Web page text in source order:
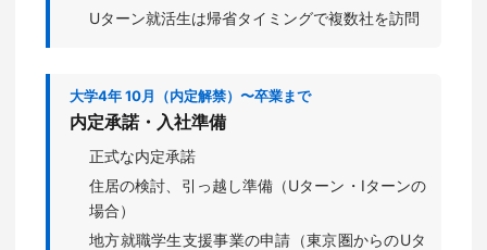
Uターン就活生は帰省タイミングで複数社を訪問
大学4年 10月（内定解禁）〜卒業まで
内定承諾・入社準備
正式な内定承諾
住居の検討、引っ越し準備（Uターン・Iターンの
場合）
地方就職学生支援事業の申請（東京圏からのUタ